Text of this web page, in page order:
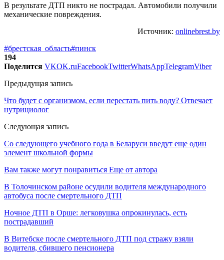
В результате ДТП никто не пострадал. Автомобили получили
механические повреждения.
Источник: onlinebrest.by
#брестская_область#пинск
194
Поделится VKOK.ruFacebookTwitterWhatsAppTelegramViber
Предыдущая запись
Что будет с организмом, если перестать пить воду? Отвечает
нутрициолог
Следующая запись
Со следующего учебного года в Беларуси введут еще один
элемент школьной формы
Вам также могут понравиться Еще от автора
В Толочинском районе осудили водителя международного
автобуса после смертельного ДТП
Ночное ДТП в Орше: легковушка опрокинулась, есть
пострадавший
В Витебске после смертельного ДТП под стражу взяли
водителя, сбившего пенсионера